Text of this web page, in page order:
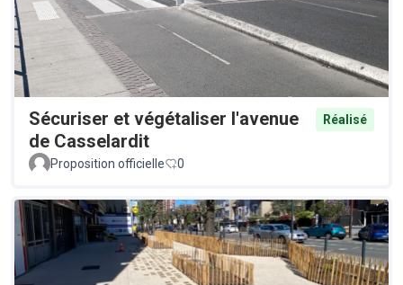
Sécuriser et végétaliser l'avenue
de Casselardit
Réalisé
Proposition officielle 0